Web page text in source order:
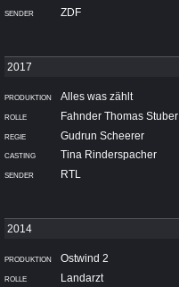
ZDF
Alles was zählt
Fahnder Thomas Stuber
Gudrun Scheerer
Tina Rinderspacher
RTL
Ostwind 2
Landarzt